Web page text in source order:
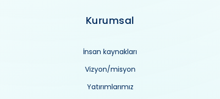
Kurumsal
İnsan kaynakları
Vizyon/misyon
Yatırımlarımız